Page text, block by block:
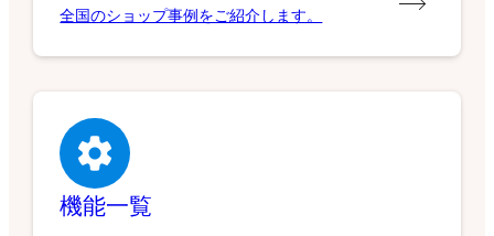
全国のショップ事例をご紹介します。
機能一覧